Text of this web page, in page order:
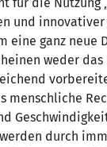
und
eine ganz neue
weder
menschliche
durch